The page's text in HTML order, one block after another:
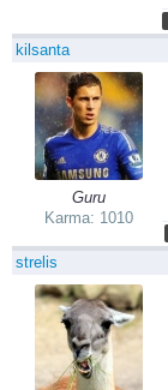
kilsanta
Guru
Karma: 1010
strelis